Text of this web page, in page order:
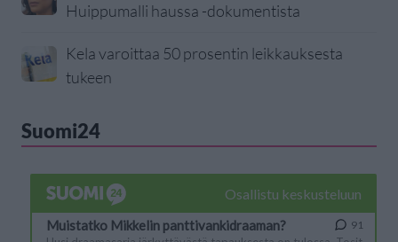
Huippumalli haussa -dokumentista
Kela varoittaa 50 prosentin leikkauksesta
tukeen
Suomi24